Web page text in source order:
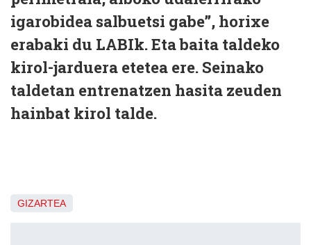
igarobidea salbuetsi gabe”, horixe
erabaki du LABIk. Eta baita taldeko
kirol-jarduera etetea ere. Seinako
taldetan entrenatzen hasita zeuden
hainbat kirol talde.
GIZARTEA